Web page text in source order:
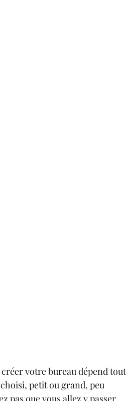
votre bureau dépend tout
petit ou grand, peu
pas que vous allez y passer